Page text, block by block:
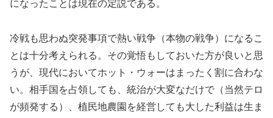
になったことは現在の定説である。
冷戦も思わぬ突発事項で熱い戦争（本物の戦争）になるこ
とは十分考えられる。その覚悟もしておいた方が良いと思
うが、現代においてホット・ウォーはまったく割に合わな
い。相手国を占領しても、統治が大変なだけで（当然テロ
が頻発する）、植民地農園を経営しても大した利益は生ま